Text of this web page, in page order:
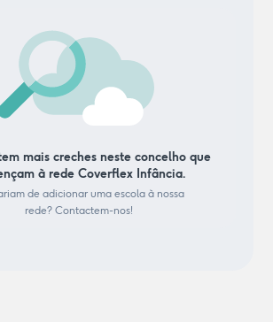
mais creches neste concelho que
à rede Coverflex Infância.
de adicionar uma escola à nossa
rede? Contactem-nos!